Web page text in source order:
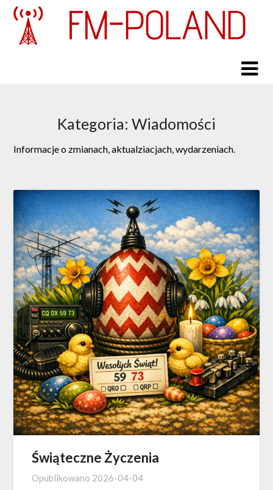
Skip
content
Kategoria: Wiadomości
Informacje o zmianach, aktualziacjach, wydarzeniach.
Świąteczne Życzenia
Opublikowano 2026-04-04